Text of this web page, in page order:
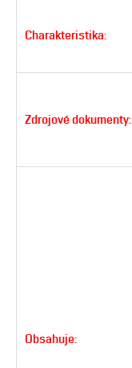
Charakteristika:
Zdrojové dokumenty:
Obsahuje: